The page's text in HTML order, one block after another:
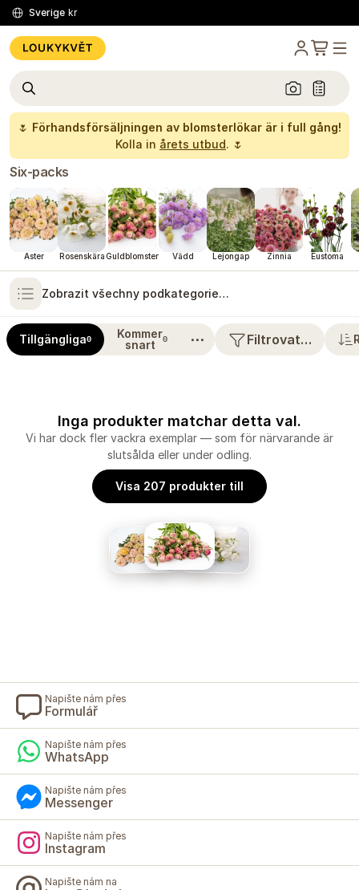
Sverige kr
🌷 Förhandsförsäljningen av blomsterlökar är i full gång!
Kolla in årets utbud. 🌷
Six-packs
Aster Rosenskära Guldblomster Vädd Lejongap Zinnia Eustoma
Zobrazit všechny podkategorie…
Tillgängliga0
Kommer
snart
0 ⋯ Filtrovat…
Inga produkter matchar detta val.
Vi har dock fler vackra exemplar — som för närvarande är
slutsålda eller under odling.
Visa 207 produkter till
Napište nám přes
Formulář
Napište nám přes
WhatsApp
Napište nám přes
Messenger
Napište nám přes
Instagram
Napište nám na